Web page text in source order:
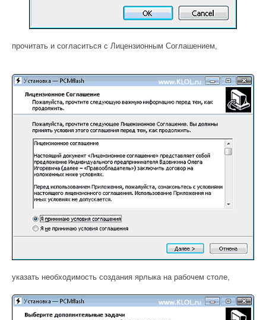
прочитать и согласиться с Лицензионным Соглашением,
указать необходимость создания ярлыка на рабочем столе,